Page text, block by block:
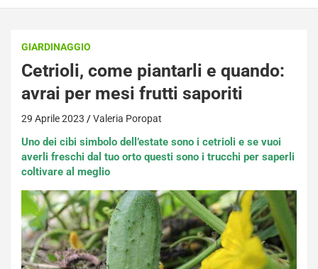
GIARDINAGGIO
Cetrioli, come piantarli e quando:
avrai per mesi frutti saporiti
29 Aprile 2023 Valeria Poropat
Uno dei cibi simbolo dell’estate sono i cetrioli e se vuoi
averli freschi dal tuo orto questi sono i trucchi per saperli
coltivare al meglio